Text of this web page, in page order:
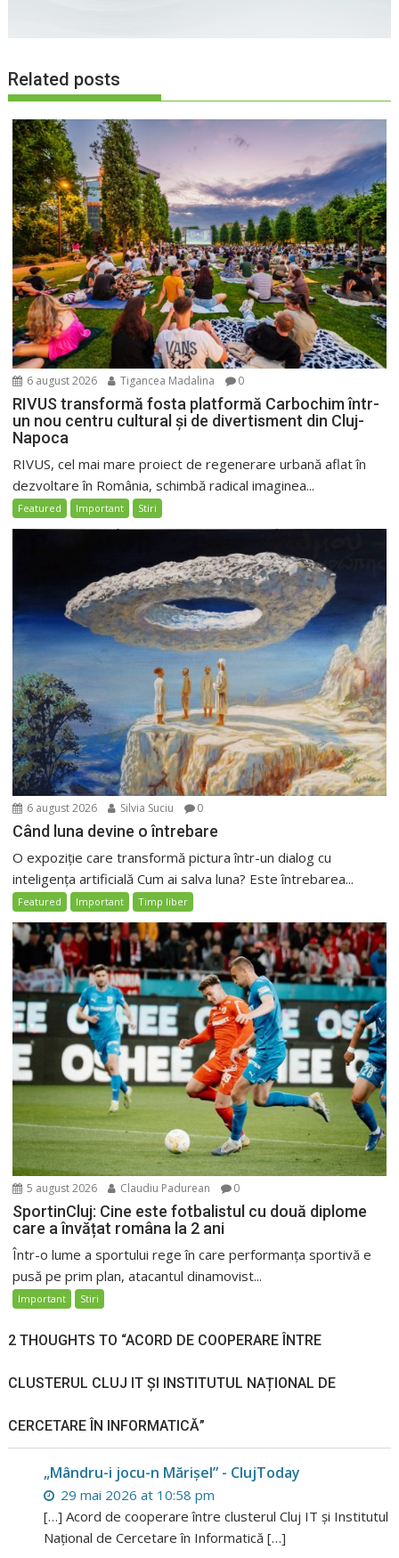
Related posts
6 august 2026 Tigancea Madalina 0
RIVUS transformă fosta platformă Carbochim într-
un nou centru cultural și de divertisment din Cluj-
Napoca
RIVUS, cel mai mare proiect de regenerare urbană aflat în
dezvoltare în România, schimbă radical imaginea...
Featured Important Stiri
6 august 2026 Silvia Suciu 0
Când luna devine o întrebare
O expoziție care transformă pictura într-un dialog cu
inteligența artificială Cum ai salva luna? Este întrebarea...
Featured Important Timp liber
5 august 2026 Claudiu Padurean 0
SportinCluj: Cine este fotbalistul cu două diplome
care a învățat româna la 2 ani
Într-o lume a sportului rege în care performanța sportivă e
pusă pe prim plan, atacantul dinamovist...
Important Stiri
2 THOUGHTS TO “ACORD DE COOPERARE ÎNTRE
CLUSTERUL CLUJ IT ȘI INSTITUTUL NAȚIONAL DE
CERCETARE ÎN INFORMATICĂ”
„Mândru-i jocu-n Mărișel” - ClujToday
29 mai 2026 at 10:58 pm
[…] Acord de cooperare între clusterul Cluj IT și Institutul
Național de Cercetare în Informatică […]